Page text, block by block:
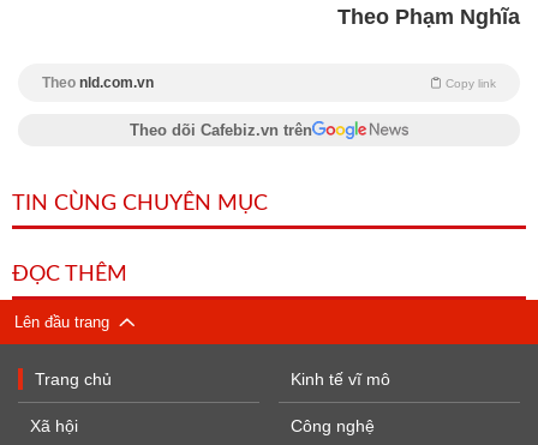
Theo Phạm Nghĩa
Theo nld.com.vn Copy link
Theo dõi Cafebiz.vn trên
TIN CÙNG CHUYÊN MỤC
ĐỌC THÊM
Lên đầu trang
Trang chủ
Xã hội
Kinh tế vĩ mô
Công nghệ